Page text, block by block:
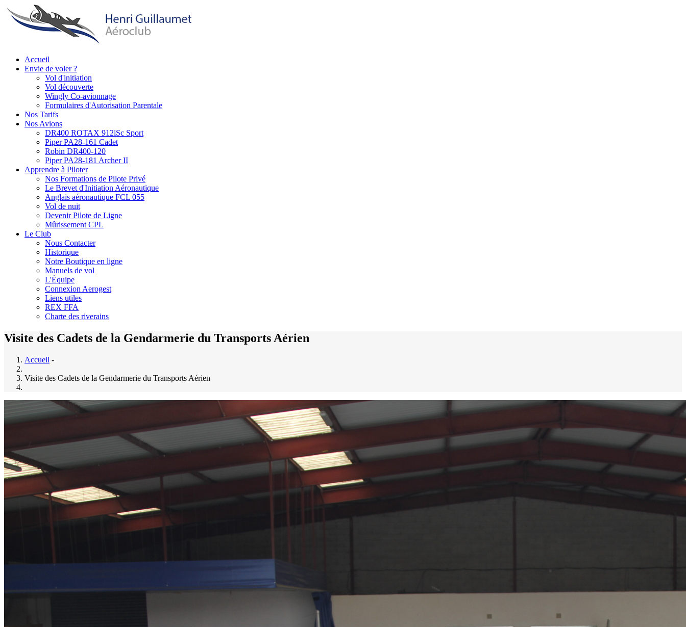
Aller
au
contenu
Main
navigation
Accueil
Envie de voler ?
Vol d'initiation
Vol découverte
Wingly Co-avionnage
Formulaires d'Autorisation Parentale
Nos Tarifs
Nos Avions
DR400 ROTAX 912iSc Sport
Piper PA28-161 Cadet
Robin DR400-120
Piper PA28-181 Archer II
Apprendre à Piloter
Nos Formations de Pilote Privé
Le Brevet d'Initiation Aéronautique
Anglais aéronautique FCL 055
Vol de nuit
Devenir Pilote de Ligne
Mûrissement CPL
Le Club
Nous Contacter
Historique
Notre Boutique en ligne
Manuels de vol
L'Équipe
Connexion Aerogest
Liens utiles
REX FFA
Charte des riverains
Visite des Cadets de la Gendarmerie du Transports Aérien
Accueil -
Visite des Cadets de la Gendarmerie du Transports Aérien